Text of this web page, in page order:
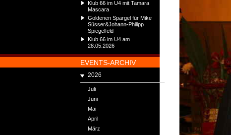
Klub 66 im U4 mit Tamara
Mascara
Goldenen Spargel für Mike
Süsser&Johann-Philipp
Spiegelfeld
Klub 66 im U4 am
28.05.2026
EVENTS-ARCHIV
2026
Juli
Juni
Mai
April
März